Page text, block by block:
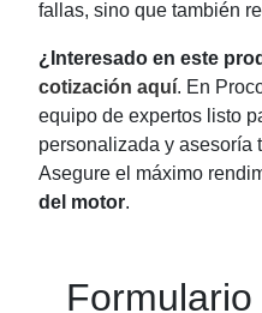
fallas, sino que también
¿Interesado en este
cotización aquí. En
equipo de expertos listo
personalizada y asesoría
Asegure el máximo
del motor.